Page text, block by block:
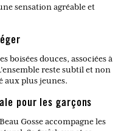
sensation agréable et
boisées douces, associées à
reste subtil et non
aux plus jeunes.
pour les garçons
Gosse accompagne les